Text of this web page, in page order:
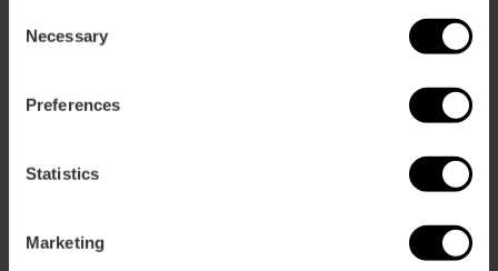
Selection
Necessary
Preferences
Statistics
Marketing